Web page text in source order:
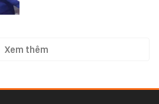
Xem thêm